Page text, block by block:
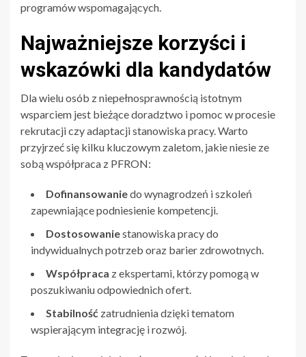
programów wspomagających.
Najważniejsze korzyści i
wskazówki dla kandydatów
Dla wielu osób z niepełnosprawnością istotnym
wsparciem jest bieżące doradztwo i pomoc w procesie
rekrutacji czy adaptacji stanowiska pracy. Warto
przyjrzeć się kilku kluczowym zaletom, jakie niesie ze
sobą współpraca z PFRON:
Dofinansowaniedo wynagrodzeń i szkoleń
zapewniające podniesienie kompetencji.
Dostosowaniestanowiska pracy do
indywidualnych potrzeb oraz barier zdrowotnych.
Współpraca z ekspertami, którzy pomogą w
poszukiwaniu odpowiednich ofert.
Stabilność zatrudnienia dzięki tematom
wspierającym integrację i rozwój.